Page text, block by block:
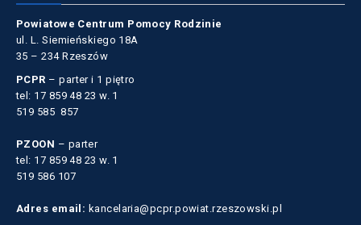
Powiatowe Centrum Pomocy Rodzinie
ul. L. Siemieńskiego 18A
35 – 234 Rzeszów
PCPR – parter i 1 piętro
tel: 17 859 48 23 w. 1
519 585 857
PZOON – parter
tel: 17 859 48 23 w. 1
519 586 107
Adres email: kancelaria@pcpr.powiat.rzeszowski.pl